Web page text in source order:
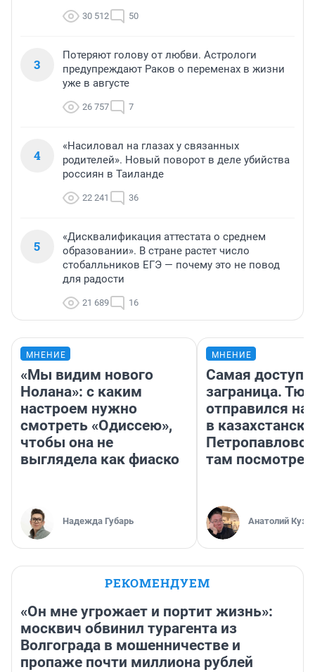
30 512 50
3
Потеряют голову от любви. Астрологи
предупреждают Раков о переменах в жизни
уже в августе
26 757 7
4
«Насиловал на глазах у связанных
родителей». Новый поворот в деле убийства
россиян в Таиланде
22 241 36
5
«Дисквалификация аттестата о среднем
образовании». В стране растет число
стобалльников ЕГЭ — почему это не повод
для радости
21 689 16
МНЕНИЕ
«Мы видим нового
Нолана»: с каким
настроем нужно
смотреть «Одиссею»,
чтобы она не
выглядела как фиаско
Надежда Губарь
МНЕНИЕ
Самая
заграница.
отправился
в
там
Анатолий
РЕКОМЕНДУЕМ
«Он мне угрожает и портит жизнь»:
москвич обвинил турагента из
Волгограда в мошенничестве и
пропаже почти миллиона рублей